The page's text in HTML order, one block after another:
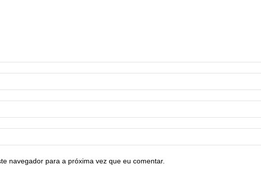
navegador para a próxima vez que eu comentar.